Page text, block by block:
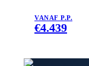
VANAF P.P.
€4.439